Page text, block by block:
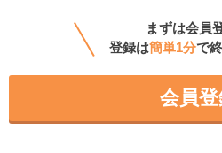
まずは会員
登録は簡単1分で
会員